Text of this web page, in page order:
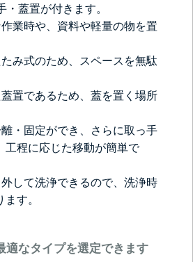
・蓋置が付きます。
業時や、資料や軽量の物を置
み式のため、スペースを無駄
置であるため、蓋を置く場所
・固定ができ、さらに取っ手
工程に応じた移動が簡単で
して洗浄できるので、洗浄時
す。
適なタイプを選定できます